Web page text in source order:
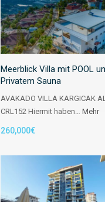
Meerblick Villa mit POOL
Privatem Sauna
AVAKADO VILLA KARGICAK
CRL152 Hiermit haben… Mehr
260,000€